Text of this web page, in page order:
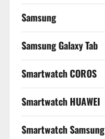
Samsung
Samsung Galaxy Tab
Smartwatch COROS
Smartwatch HUAWEI
Smartwatch Samsung